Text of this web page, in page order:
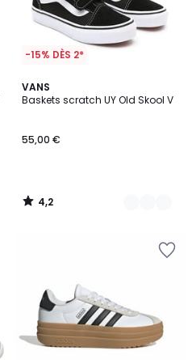
-15% DÈS 2*
VANS
Baskets scratch UY Old Skool V
55,00 €
4,2
/ 5
2
Couleurs
4,2
/